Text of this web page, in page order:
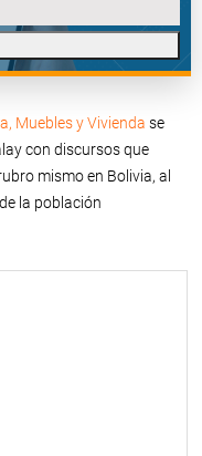
Muebles y Vivienda se
con discursos que
mismo en Bolivia, al
la población